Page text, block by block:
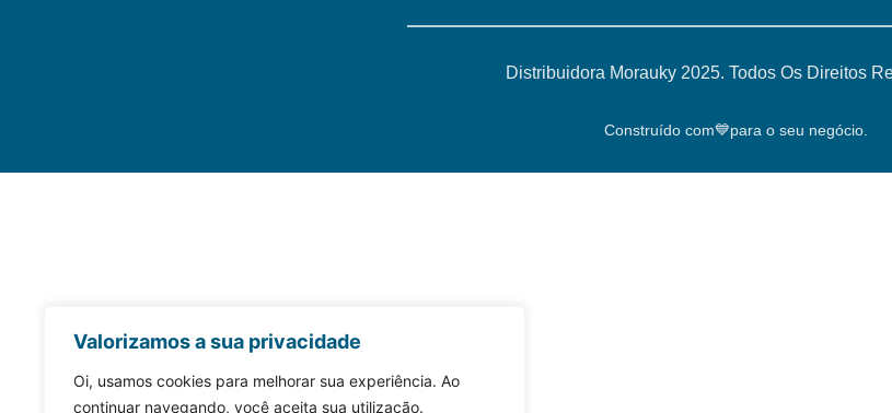
Valorizamos a sua privacidade
Oi, usamos cookies para melhorar sua experiência. Ao
continuar navegando, você aceita sua utilização.
Distribuidora Morauky 2025. Todos Os Direitos
Construído com💙para o seu negócio.